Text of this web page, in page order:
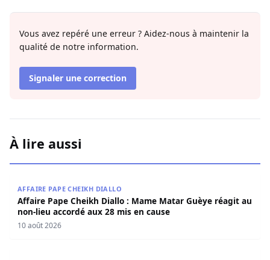
Vous avez repéré une erreur ? Aidez-nous à maintenir la
qualité de notre information.
Signaler une correction
À lire aussi
AFFAIRE PAPE CHEIKH DIALLO
Affaire Pape Cheikh Diallo : Mame Matar Guèye réagit au
non-lieu accordé aux 28 mis en cause
10 août 2026